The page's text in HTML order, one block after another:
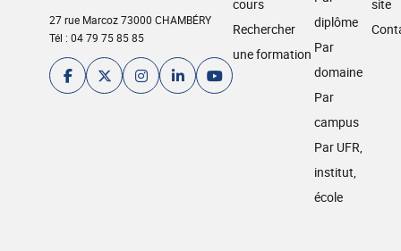
27 rue Marcoz 73000 CHAMBÉRY
Tél : 04 79 75 85 85
cours
Rechercher
une formation
diplôme
Par
domaine
Par
campus
Par UFR,
institut,
école
site